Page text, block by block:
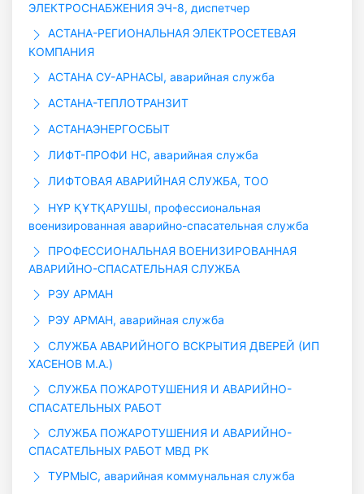
ЭЛЕКТРОСНАБЖЕНИЯ ЭЧ-8, диспетчер
АСТАНА-РЕГИОНАЛЬНАЯ ЭЛЕКТРОСЕТЕВАЯ
КОМПАНИЯ
АСТАНА СУ-АРНАСЫ, аварийная служба
АСТАНА-ТЕПЛОТРАНЗИТ
АСТАНАЭНЕРГОСБЫТ
ЛИФТ-ПРОФИ НС, аварийная служба
ЛИФТОВАЯ АВАРИЙНАЯ СЛУЖБА, ТОО
НҰР ҚҰТҚАРУШЫ, профессиональная
военизированная аварийно-спасательная служба
ПРОФЕССИОНАЛЬНАЯ ВОЕНИЗИРОВАННАЯ
АВАРИЙНО-СПАСАТЕЛЬНАЯ СЛУЖБА
РЭУ АРМАН
РЭУ АРМАН, аварийная служба
СЛУЖБА АВАРИЙНОГО ВСКРЫТИЯ ДВЕРЕЙ (ИП
ХАСЕНОВ М.А.)
СЛУЖБА ПОЖАРОТУШЕНИЯ И АВАРИЙНО-
СПАСАТЕЛЬНЫХ РАБОТ
СЛУЖБА ПОЖАРОТУШЕНИЯ И АВАРИЙНО-
СПАСАТЕЛЬНЫХ РАБОТ МВД РК
ТУРМЫС, аварийная коммунальная служба